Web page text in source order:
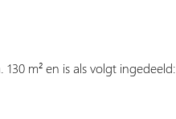
m² en is als volgt ingedeeld: